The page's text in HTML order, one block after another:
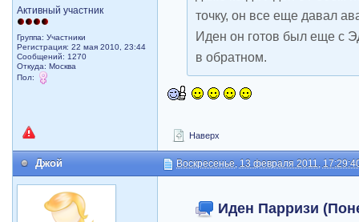
Активный участник
Группа: Участники
Регистрация: 22 мая 2010, 23:44
Сообщений: 1270
Откуда: Москва
Пол:
точку, он все еще давал
Иден он готов был еще с
в обратном.
Наверх
Джой Воскресенье, 13 февраля 2011,
Иден Парризи